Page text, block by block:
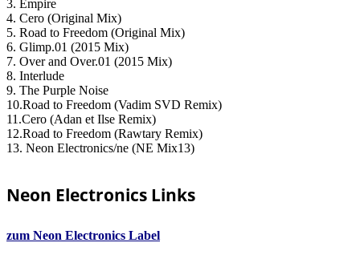
3. Empire
4. Cero (Original Mix)
5. Road to Freedom (Original Mix)
6. Glimp.01 (2015 Mix)
7. Over and Over.01 (2015 Mix)
8. Interlude
9. The Purple Noise
10.Road to Freedom (Vadim SVD Remix)
11.Cero (Adan et Ilse Remix)
12.Road to Freedom (Rawtary Remix)
13. Neon Electronics/ne (NE Mix13)
Neon Electronics Links
zum Neon Electronics Label